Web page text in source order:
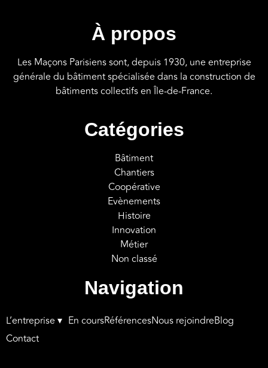
À propos
Les Maçons Parisiens sont, depuis 1930, une entreprise
générale du bâtiment spécialisée dans la construction de
bâtiments collectifs en Île-de-France.
Catégories
Bâtiment
Chantiers
Coopérative
Evènements
Histoire
Innovation
Métier
Non classé
Navigation
L’entreprise ▾ En coursRéférencesNous rejoindreBlog
Contact